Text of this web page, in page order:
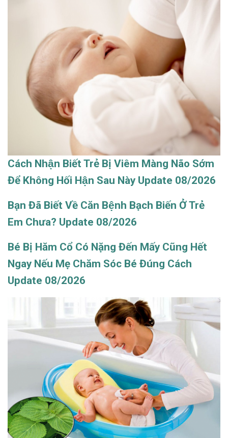
Cách Nhận Biết Trẻ Bị Viêm Màng Não Sớm
Để Không Hối Hận Sau Này Update 08/2026
Bạn Đã Biết Về Căn Bệnh Bạch Biến Ở Trẻ
Em Chưa? Update 08/2026
Bé Bị Hăm Cổ Có Nặng Đến Mấy Cũng Hết
Ngay Nếu Mẹ Chăm Sóc Bé Đúng Cách
Update 08/2026